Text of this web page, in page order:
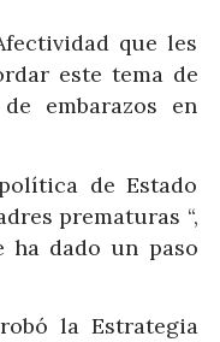
que les
este tema de
embarazos en
de Estado
prematuras “,
ha dado un paso
la Estrategia